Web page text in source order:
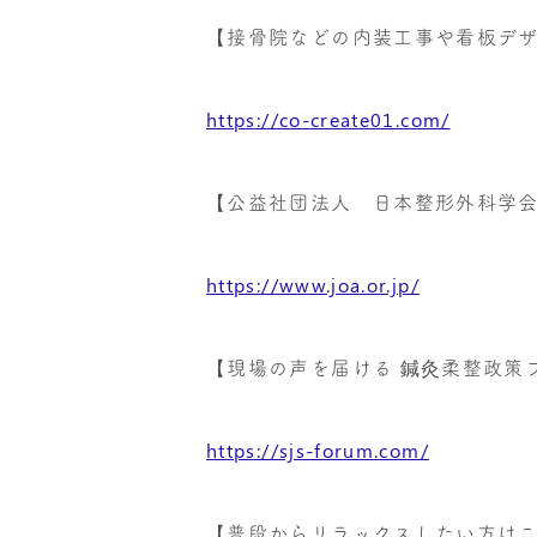
【接骨院などの内装工事や看板デ
https://co-create01.com/
【公益社団法人 日本整形外科学会
https://www.joa.or.jp/
【現場の声を届ける 鍼灸柔整政策
https://sjs-forum.com/